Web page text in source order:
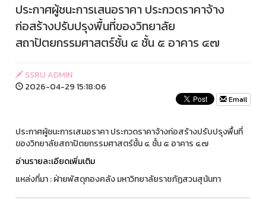
ประกาศผู้ชนะการเสนอราคา ประกวดราคาจ้าง
ก่อสร้างปรับปรุงพื้นที่ของวิทยาลัย
สถาปัตยกรรมศาสตร์ชั้น ๔ ชั้น ๕ อาคาร ๔๗
SSRU ADMIN
2026-04-29 15:18:06
Email
ประกาศผู้ชนะการเสนอราคา ประกวดราคาจ้างก่อสร้างปรับปรุงพื้นที่
ของวิทยาลัยสถาปัตยกรรมศาสตร์ชั้น ๔ ชั้น ๕ อาคาร ๔๗
อ่านรายละเอียดเพิ่มเติม
แหล่งที่มา : ฝ่ายพัสดุกองคลัง มหาวิทยาลัยราชภัฏสวนสุนันทา